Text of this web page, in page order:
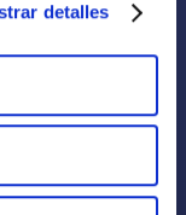
detalles